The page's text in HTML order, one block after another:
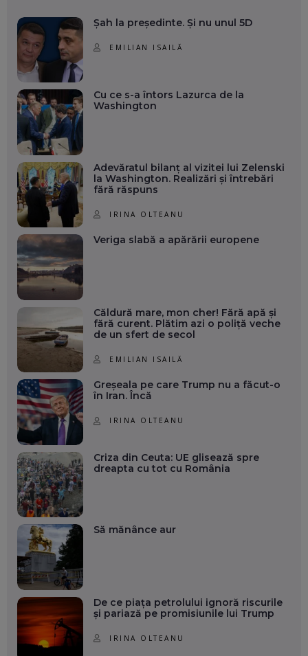
Șah la președinte. Și nu unul 5D
EMILIAN ISAILĂ
Cu ce s-a întors Lazurca de la
Washington
Adevăratul bilanț al vizitei lui Zelenski
la Washington. Realizări și întrebări
fără răspuns
IRINA OLTEANU
Veriga slabă a apărării europene
Căldură mare, mon cher! Fără apă și
fără curent. Plătim azi o poliță veche
de un sfert de secol
EMILIAN ISAILĂ
Greșeala pe care Trump nu a făcut-o
în Iran. Încă
IRINA OLTEANU
Criza din Ceuta: UE glisează spre
dreapta cu tot cu România
Să mănânce aur
De ce piața petrolului ignoră riscurile
și pariază pe promisiunile lui Trump
IRINA OLTEANU